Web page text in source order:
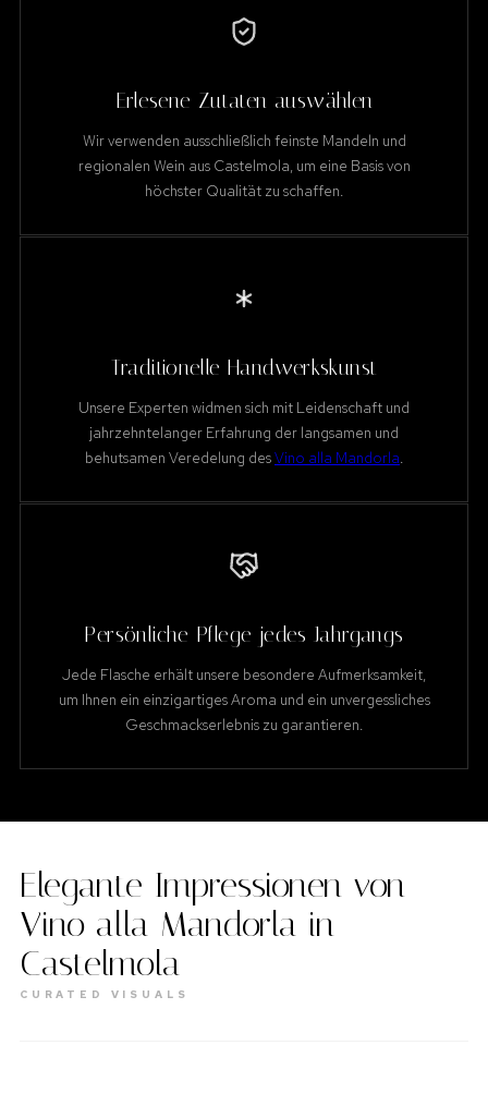
Erlesene Zutaten auswählen
Wir verwenden ausschließlich feinste Mandeln und
regionalen Wein aus Castelmola, um eine Basis von
höchster Qualität zu schaffen.
Traditionelle Handwerkskunst
Unsere Experten widmen sich mit Leidenschaft und
jahrzehntelanger Erfahrung der langsamen und
behutsamen Veredelung desVino alla Mandorla.
Persönliche Pflege jedes Jahrgangs
Jede Flasche erhält unsere besondere Aufmerksamkeit,
um Ihnen ein einzigartiges Aroma und ein unvergessliches
Geschmackserlebnis zu garantieren.
Elegante Impressionen von
Vino alla Mandorla in
Castelmola
CURATED VISUALS